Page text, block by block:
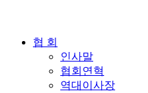
협 회
인사말
협회연혁
역대이사장